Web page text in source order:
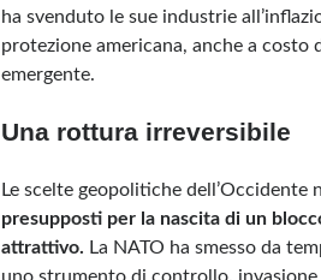
ha svenduto le sue industrie
protezione americana, anche a
emergente.
Una rottura irreversibile
Le scelte geopolitiche
presupposti per la nascita di un
attrattivo. La NATO ha smesso da